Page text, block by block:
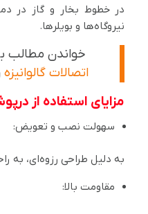
در خطوط بخار و گاز در
نیروگاه‌ها و بویلرها.
خواندن مطالب
اتصالات گالوانیزه
مزایای استفاده از
سهولت نصب و تعویض:
به دلیل طراحی رزوه‌ای، به
مقاومت بالا: